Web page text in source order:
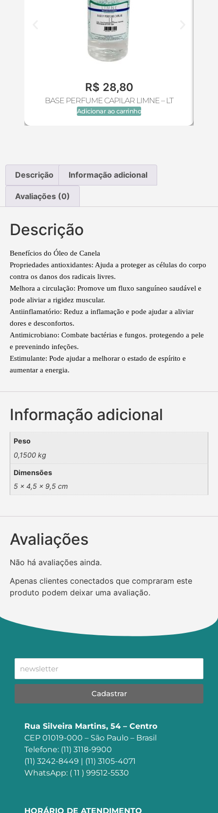
R$ 28,80
BASE PERFUME CAPILAR LIMNE – LT
Adicionar ao carrinho
Descrição Informação adicional
Avaliações (0)
Descrição
Benefícios do Óleo de Canela
Propriedades antioxidantes: Ajuda a proteger as células do corpo
contra os danos dos radicais livres.
Melhora a circulação: Promove um fluxo sanguíneo saudável e
pode aliviar a rigidez muscular.
Antiinflamatório: Reduz a inflamação e pode ajudar a aliviar
dores e desconfortos.
Antimicrobiano: Combate bactérias e fungos. protegendo a pele
e prevenindo infeções.
Estimulante: Pode ajudar a melhorar o estado de espírito e
aumentar a energia.
Informação adicional
Peso
0,1500 kg
Dimensões
5 × 4,5 × 9,5 cm
Avaliações
Não há avaliações ainda.
Apenas clientes conectados que compraram este
produto podem deixar uma avaliação.
Cadastrar
Rua Silveira Martins, 54 – Centro
CEP 01019-000 – São Paulo – Brasil
Telefone: (11) 3118-9900
(11) 3242-8449 | (11) 3105-4071
WhatsApp: ( 11 ) 99512-5530
HORÁRIO DE ATENDIMENTO